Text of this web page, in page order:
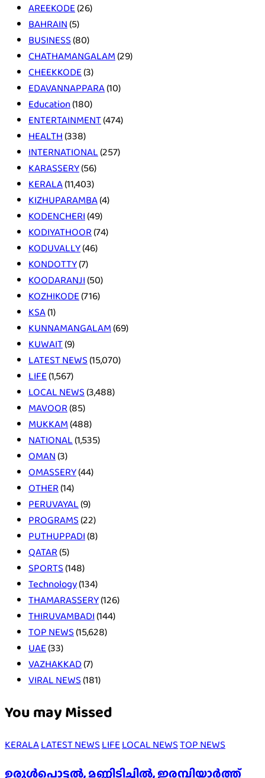
AREEKODE(26)
BAHRAIN(5)
BUSINESS(80)
CHATHAMANGALAM(29)
CHEEKKODE(3)
EDAVANNAPPARA(10)
Education(180)
ENTERTAINMENT(474)
HEALTH(338)
INTERNATIONAL(257)
KARASSERY(56)
KERALA(11,403)
KIZHUPARAMBA(4)
KODENCHERI(49)
KODIYATHOOR(74)
KODUVALLY(46)
KONDOTTY(7)
KOODARANJI(50)
KOZHIKODE(716)
KSA(1)
KUNNAMANGALAM(69)
KUWAIT(9)
LATEST NEWS(15,070)
LIFE(1,567)
LOCAL NEWS(3,488)
MAVOOR(85)
MUKKAM(488)
NATIONAL(1,535)
OMAN(3)
OMASSERY(44)
OTHER(14)
PERUVAYAL(9)
PROGRAMS(22)
PUTHUPPADI(8)
QATAR(5)
SPORTS(148)
Technology(134)
THAMARASSERY(126)
THIRUVAMBADI(144)
TOP NEWS(15,628)
UAE(33)
VAZHAKKAD(7)
VIRAL NEWS(181)
You may Missed
KERALALATEST NEWSLIFELOCAL NEWSTOP NEWS
ഉരുൾപൊട്ടൽ, മണ്ണിടിച്ചിൽ, ഇരമ്പിയാര്‍ത്ത്